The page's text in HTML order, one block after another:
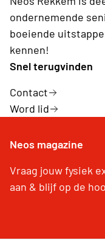
ondernemende
boeiende
kennen!
Snel terugvinden
Contact
Word lid
Neos magazine
Vraag jouw fysiek
aan & blijf op de